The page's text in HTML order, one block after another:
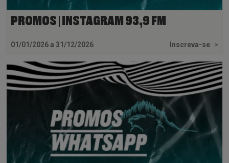
PROMOS | INSTAGRAM 93,9 FM
01/01/2026 a 31/12/2026 Inscreva-se >